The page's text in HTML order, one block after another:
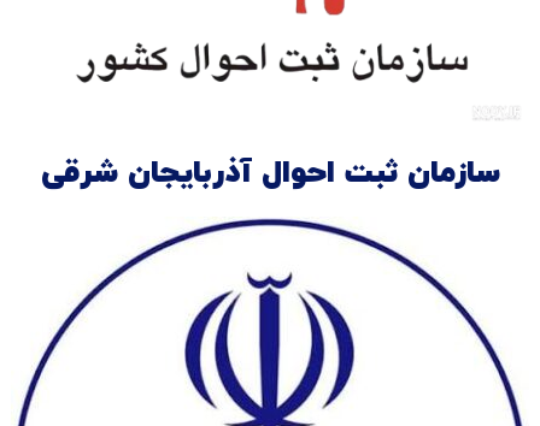
سازمان ثبت احوال آذربایجان شرقی